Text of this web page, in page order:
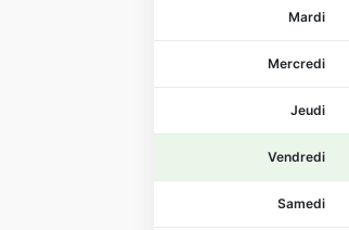
Mardi
Mercredi
Jeudi
Vendredi
Samedi